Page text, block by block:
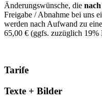
Änderungswünsche, die nach
Freigabe / Abnahme bei uns
werden nach Aufwand zu
65,00 € (ggfs. zuzüglich 19%
Tarife
Texte + Bilder